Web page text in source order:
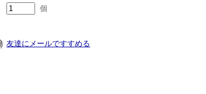
個
友達にメールですすめる